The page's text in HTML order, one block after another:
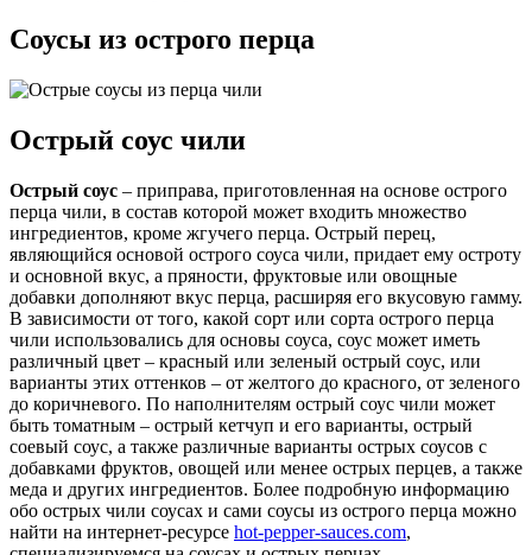
Соусы из острого перца
Острый соус чили
Острый соус – приправа, приготовленная на основе острого
перца чили, в состав которой может входить множество
ингредиентов, кроме жгучего перца. Острый перец,
являющийся основой острого соуса чили, придает ему остроту
и основной вкус, а пряности, фруктовые или овощные
добавки дополняют вкус перца, расширяя его вкусовую гамму.
В зависимости от того, какой сорт или сорта острого перца
чили использовались для основы соуса, соус может иметь
различный цвет – красный или зеленый острый соус, или
варианты этих оттенков – от желтого до красного, от зеленого
до коричневого. По наполнителям острый соус чили может
быть томатным – острый кетчуп и его варианты, острый
соевый соус, а также различные варианты острых соусов с
добавками фруктов, овощей или менее острых перцев, а также
меда и других ингредиентов. Более подробную информацию
обо острых чили соусах и сами соусы из острого перца можно
найти на интернет-ресурсе hot-pepper-sauces.com,